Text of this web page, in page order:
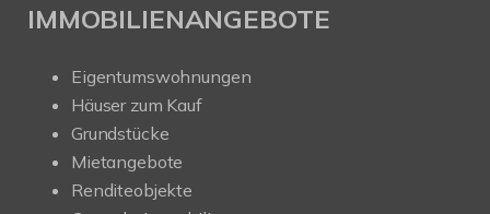
IMMOBILIENANGEBOTE
Eigentumswohnungen
Häuser zum Kauf
Grundstücke
Mietangebote
Renditeobjekte